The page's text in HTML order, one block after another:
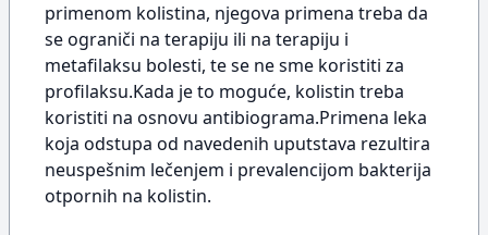
primenom kolistina, njegova primena treba da
se ograniči na terapiju ili na terapiju i
metafilaksu bolesti, te se ne sme koristiti za
profilaksu.Kada je to moguće, kolistin treba
koristiti na osnovu antibiograma.Primena leka
koja odstupa od navedenih uputstava rezultira
neuspešnim lečenjem i prevalencijom bakterija
otpornih na kolistin.